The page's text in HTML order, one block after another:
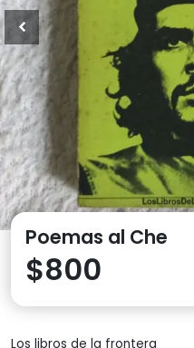
Poemas al Che
$800
Los libros de la frontera